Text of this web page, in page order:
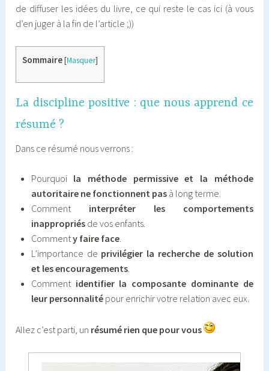
de diffuser les idées du livre, ce qui reste le cas ici (à vous
d’en juger à la fin de l’article ;))
Sommaire[Masquer]
La discipline positive : que nous apprend ce
résumé ?
Dans ce résumé nous verrons :
Pourquoi la méthode permissive et la méthode
autoritaire ne fonctionnent pasà long terme.
Comment interpréter les comportements
inappropriésde vos enfants.
Commenty faire face.
L’importance de privilégier la recherche de solution
et les encouragements.
Commentidentifier la composante dominante de
leur personnalitépour enrichir votre relation avec eux.
Allez c’est parti, un résumé rien que pour vous